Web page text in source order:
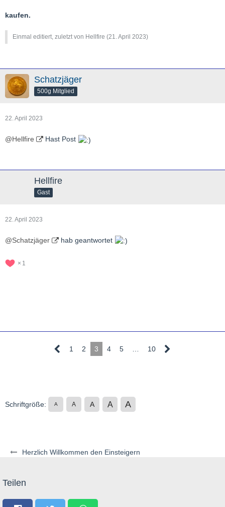
Herzlich Willkommen den Einsteigern
kaufen.
Einmal editiert, zuletzt von Hellfire (21. April 2023)
Schatzjäger
500g Mitglied
22. April 2023
@Hellfire Hast Post
Hellfire
Gast
22. April 2023
@Schatzjäger hab geantwortet
1
1 2 3 4 5 10
Schriftgröße: A A A A A
Teilen